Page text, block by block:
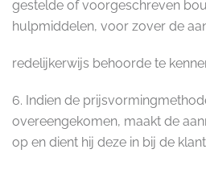
gestelde of voorgeschreven
hulpmiddelen, voor zover de
redelijkerwijs behoorde te
6. Indien de
overeengekomen, maakt de
op en dient hij deze in bij de